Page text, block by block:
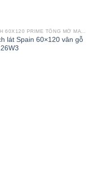
lát Spain 60×120 vân gỗ